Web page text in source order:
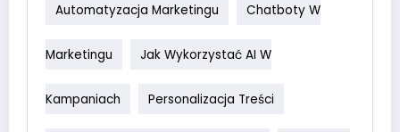
Automatyzacja Marketingu Chatboty W
Marketingu Jak Wykorzystać AI W
Kampaniach Personalizacja Treści